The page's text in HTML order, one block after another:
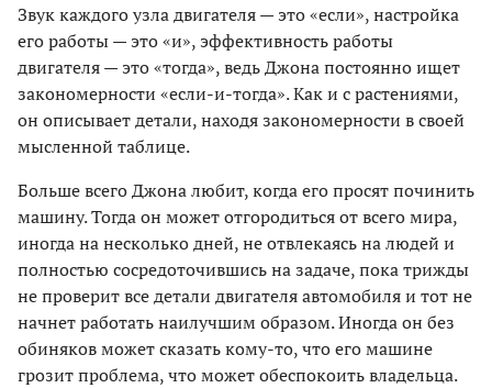
Звук каждого узла двигателя — это «если», настройка
его работы — это «и», эффективность работы
двигателя — это «тогда», ведь Джона постоянно ищет
закономерности «если-и-тогда». Как и с растениями,
он описывает детали, находя закономерности в своей
мысленной таблице.
Больше всего Джона любит, когда его просят починить
машину. Тогда он может отгородиться от всего мира,
иногда на несколько дней, не отвлекаясь на людей и
полностью сосредоточившись на задаче, пока трижды
не проверит все детали двигателя автомобиля и тот не
начнет работать наилучшим образом. Иногда он без
обиняков может сказать кому-то, что его машине
грозит проблема, что может обеспокоить владельца.